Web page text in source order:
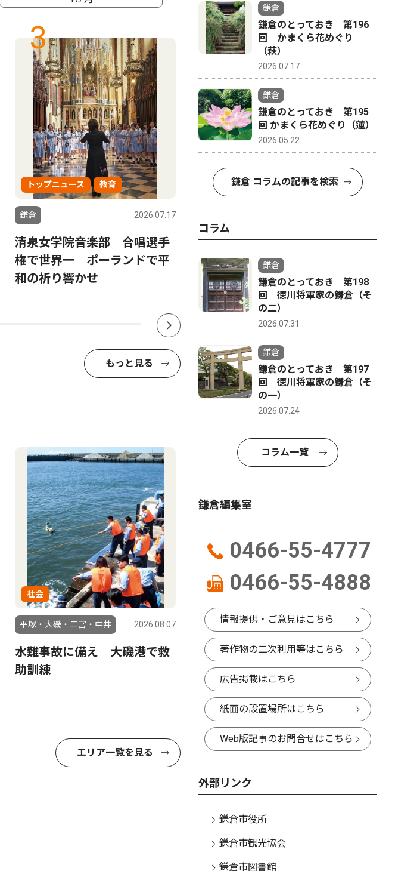
3
トップニュース 教育
鎌倉 2026.07.17
清泉女学院音楽部 合唱選手
権で世界一 ポーランドで平
和の祈り響かせ
4
文化
休日は鎌倉で音楽を ８月11
日と22日にコンサート
熊本地震
ー公演な
もっと見る
社会
平塚・大磯・二宮・中井 2026.08.07
水難事故に備え 大磯港で救
助訓練
エリア一覧を見る
鎌倉
鎌倉のとっておき 第196
回 かまくら花めぐり
（萩）
2026.07.17
鎌倉
鎌倉のとっておき 第195
回 かまくら花めぐり（蓮）
2026.05.22
鎌倉 コラムの記事を検索
コラム
鎌倉
鎌倉のとっておき 第198
回 徳川将軍家の鎌倉（そ
の二）
2026.07.31
鎌倉
鎌倉のとっておき 第197
回 徳川将軍家の鎌倉（そ
の一）
2026.07.24
コラム一覧
鎌倉編集室
0466-55-4777
0466-55-4888
情報提供・ご意見はこちら
著作物の二次利用等はこちら
広告掲載はこちら
紙面の設置場所はこちら
Web版記事のお問合せはこちら
外部リンク
鎌倉市役所
鎌倉市観光協会
鎌倉市図書館